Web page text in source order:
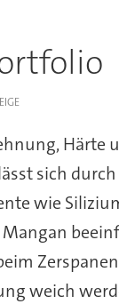
Härte
sich durch
wie
weich